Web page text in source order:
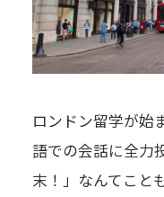
ロンドン留学が始
語での会話に全力
末！」なんてこと